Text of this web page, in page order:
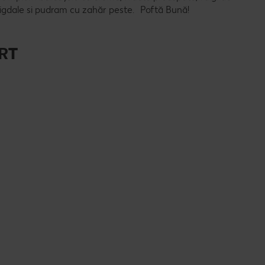
si pudram cu zahăr peste. Poftă Bună!